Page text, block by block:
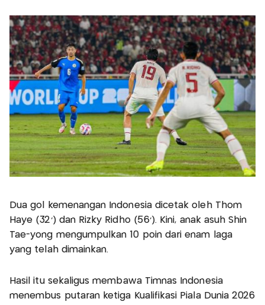
Dua gol kemenangan Indonesia dicetak oleh Thom
Haye (32’) dan Rizky Ridho (56’). Kini, anak asuh Shin
Tae-yong mengumpulkan 10 poin dari enam laga
yang telah dimainkan.
Hasil itu sekaligus membawa Timnas Indonesia
menembus putaran ketiga Kualifikasi Piala Dunia 2026